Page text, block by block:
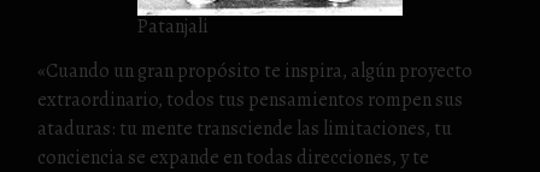
Patanjali
«Cuando un gran propósito te inspira, algún proyecto
extraordinario, todos tus pensamientos rompen sus
ataduras: tu mente transciende las limitaciones, tu
conciencia se expande en todas direcciones, y te